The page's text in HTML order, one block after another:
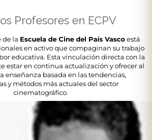
Profesores en ECPV
de la Escuela de Cine del País Vascoestá
en activo que compaginan su trabajo
educativa. Esta vinculación directa con la
estar en continua actualización y ofrecer al
enseñanza basada en las tendencias,
y métodos más actuales del sector
cinematográfico.